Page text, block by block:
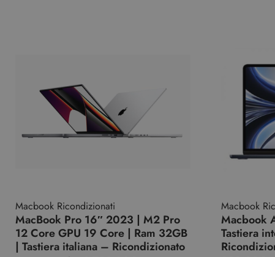
Macbook Ricondizionati
MacBook Pro 16″ 2023 | M2 Pro
12 Core GPU 19 Core | Ram 32GB
| Tastiera italiana – Ricondizionato
Macbook
Macbook
Tastiera